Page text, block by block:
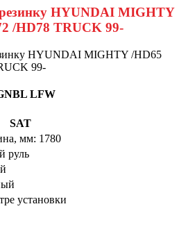
HYUNDAI MIGHTY
/HD78 TRUCK 99-
LFW
SAT
мм: 1780
руль
установки